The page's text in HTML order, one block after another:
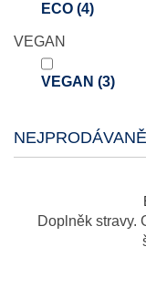
ECO (4)
VEGAN
VEGAN (3)
Doplněk stravy.